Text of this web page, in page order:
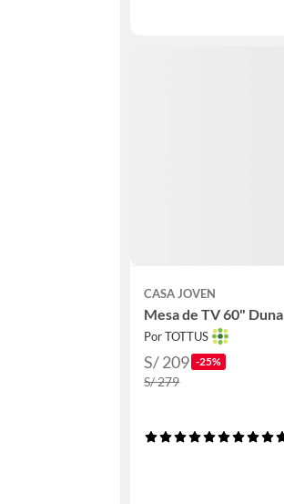
CASA JOVEN
Mesa de TV 60" Duna
Por TOTTUS
S/ 209 -25%
S/ 279